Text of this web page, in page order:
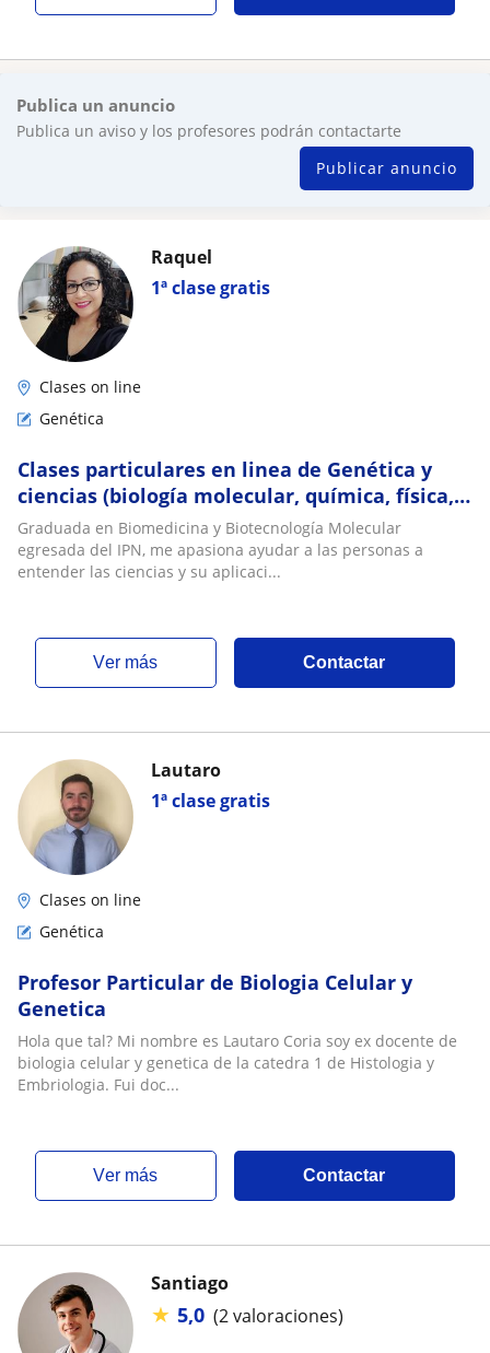
Publica un anuncio
Publica un aviso y los profesores podrán contactarte
Publicar anuncio
1ª clase gratis
Raquel
Clases on line
Genética
Clases particulares en linea de Genética y
ciencias (biología molecular, química, física,
biología, bioquímica)
Graduada en Biomedicina y Biotecnología Molecular
egresada del IPN, me apasiona ayudar a las personas a
entender las ciencias y su aplicaci...
ver más Contactar
1ª clase gratis
Lautaro
Clases on line
Genética
Profesor Particular de Biologia Celular y
Genetica
Hola que tal? Mi nombre es Lautaro Coria soy ex docente de
biologia celular y genetica de la catedra 1 de Histologia y
Embriologia. Fui doc...
ver más Contactar
Santiago
★ 5,0 (2 valoraciones)